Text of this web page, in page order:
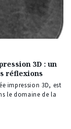
3D : un
réflexions
impression 3D, est
le domaine de la